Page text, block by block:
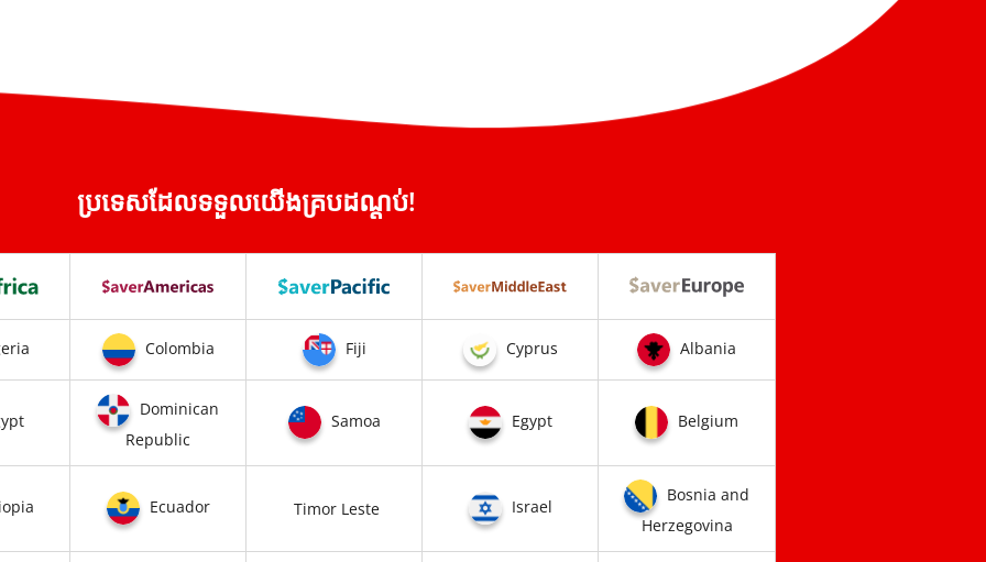
ប្រទេសដែលទទួលយើងគ្របដណ្តប់!
Colombia Fiji Cyprus Albania
Dominican
Republic
Samoa Egypt Belgium
Ecuador Timor Leste Israel
Bosnia and
Herzegovina